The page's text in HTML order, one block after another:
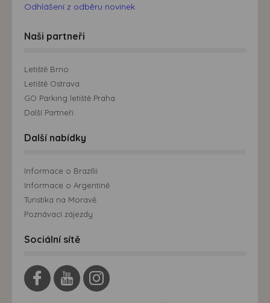
Odhlášení z odběru novinek
Naši partneři
Letiště Brno
Letiště Ostrava
GO Parking letiště Praha
Další Partneři
Další nabídky
Informace o Brazílii
Informace o Argentině
Turistika na Moravě
Poznávací zájezdy
Sociální sítě